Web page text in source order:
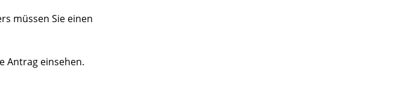
müssen Sie einen
Antrag einsehen.